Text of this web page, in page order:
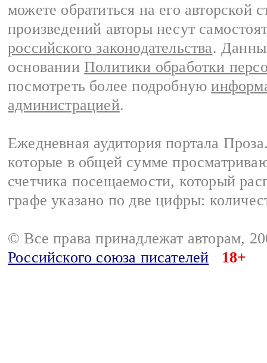
можете обратиться на его авторской
произведений авторы несут
российского законодательства.
основании Политики обработки
посмотреть более подробную
администрацией.
Ежедневная аудитория портала
которые в общей сумме
счетчика посещаемости, который
графе указано по две цифры:
© Все права принадлежат авторам,
Российского союза писателей
18+